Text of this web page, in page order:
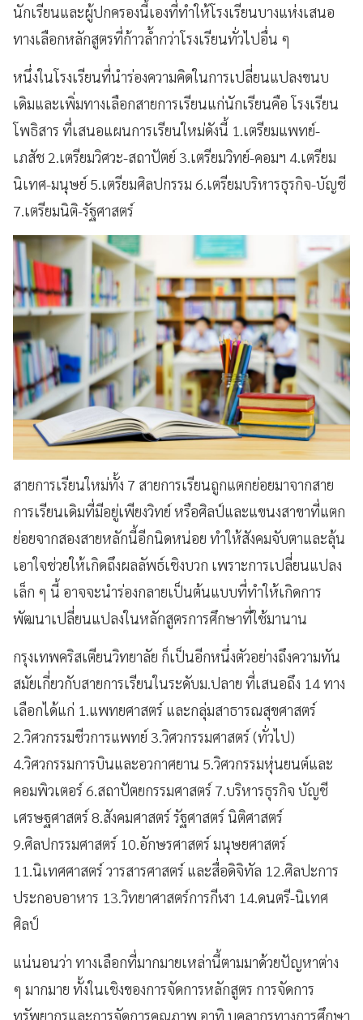
นักเรียนและผู้ปกครองนี้เองที่ทำให้โรงเรียนบางแห่งเสนอ
ทางเลือกหลักสูตรที่ก้าวล้ำกว่าโรงเรียนทั่วไปอื่น ๆ
หนึ่งในโรงเรียนที่นำร่องความคิดในการเปลี่ยนแปลงขนบ
เดิมและเพิ่มทางเลือกสายการเรียนแก่นักเรียนคือ โรงเรียน
โพธิสาร ที่เสนอแผนการเรียนใหม่ดังนี้ 1.เตรียมแพทย์-
เภสัช 2.เตรียมวิศวะ-สถาปัตย์ 3.เตรียมวิทย์-คอมฯ 4.เตรียม
นิเทศ-มนุษย์ 5.เตรียมศิลปกรรม 6.เตรียมบริหารธุรกิจ-บัญชี
7.เตรียมนิติ-รัฐศาสตร์
สายการเรียนใหม่ทั้ง 7 สายการเรียนถูกแตกย่อยมาจากสาย
การเรียนเดิมที่มีอยู่เพียงวิทย์ หรือศิลป์และแขนงสาขาที่แตก
ย่อยจากสองสายหลักนี้อีกนิดหน่อย ทำให้สังคมจับตาและลุ้น
เอาใจช่วยให้เกิดถึงผลลัพธ์เชิงบวก เพราะการเปลี่ยนแปลง
เล็ก ๆ นี้ อาจจะนำร่องกลายเป็นต้นแบบที่ทำให้เกิดการ
พัฒนาเปลี่ยนแปลงในหลักสูตรการศึกษาที่ใช้มานาน
กรุงเทพคริสเตียนวิทยาลัย ก็เป็นอีกหนึ่งตัวอย่างถึงความทัน
สมัยเกี่ยวกับสายการเรียนในระดับม.ปลาย ที่เสนอถึง 14 ทาง
เลือกได้แก่ 1.แพทยศาสตร์ และกลุ่มสาธารณสุขศาสตร์
2.วิศวกรรมชีวการแพทย์ 3.วิศวกรรมศาสตร์ (ทั่วไป)
4.วิศวกรรมการบินและอวกาศยาน 5.วิศวกรรมหุ่นยนต์และ
คอมพิวเตอร์ 6.สถาปัตยกรรมศาสตร์ 7.บริหารธุรกิจ บัญชี
เศรษฐศาสตร์ 8.สังคมศาสตร์ รัฐศาสตร์ นิติศาสตร์
9.ศิลปกรรมศาสตร์ 10.อักษรศาสตร์ มนุษยศาสตร์
11.นิเทศศาสตร์ วารสารศาสตร์ และสื่อดิจิทัล 12.ศิลปะการ
ประกอบอาหาร 13.วิทยาศาสตร์การกีฬา 14.ดนตรี-นิเทศ
ศิลป์
แน่นอนว่า ทางเลือกที่มากมายเหล่านี้ตามมาด้วยปัญหาต่าง
ๆ มากมาย ทั้งในเชิงของการจัดการหลักสูตร การจัดการ
ทรัพยากรและการจัดการคุณภาพ อาทิ บุคลากรทางการศึกษา